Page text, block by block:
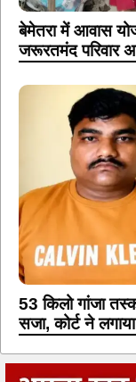
बेमेतरा में आवास
जरूरतमंद परिवार
53 किलो गांजा
सजा, कोर्ट ने